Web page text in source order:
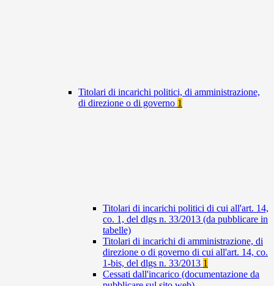
Titolari di incarichi politici, di amministrazione,
di direzione o di governo 1
Titolari di incarichi politici di cui all'art. 14,
co. 1, del dlgs n. 33/2013 (da pubblicare in
tabelle)
Titolari di incarichi di amministrazione, di
direzione o di governo di cui all'art. 14, co.
1-bis, del dlgs n. 33/2013 1
Cessati dall'incarico (documentazione da